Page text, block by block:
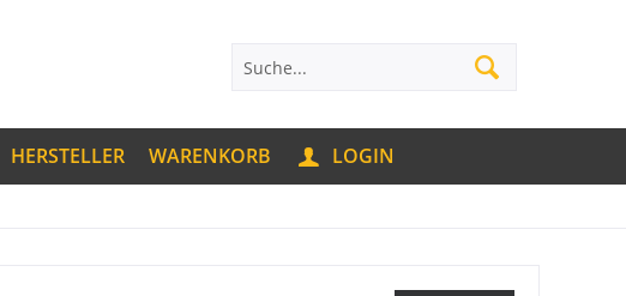
HERSTELLER WARENKORB LOGIN